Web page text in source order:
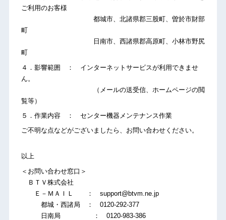
ご利用のお客様
都城市、北諸県郡三股町、曽於市財部
町
日南市、西諸県郡高原町、小林市野尻
町
４．影響範囲 ： インターネットサービスが利用できませ
ん。
（メールの送受信、ホームページの閲
覧等）
５．作業内容 ： センター機器メンテナンス作業
ご不明な点などがございましたら、お問い合わせください。
以上
＜お問い合わせ窓口＞
ＢＴＶ株式会社
Ｅ－ＭＡＩＬ ： support@btvm.ne.jp
都城・西諸局 ： 0120-292-377
日南局 ： 0120-983-386